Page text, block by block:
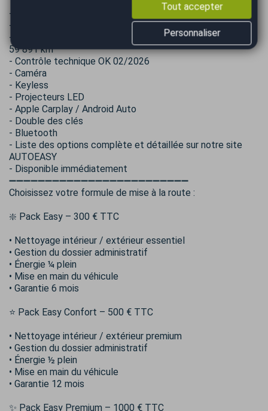
- Véhicule en bon état intérieur et extérieur
- Dernier entretien chez Peugeot 06/2026 à 107 108 km
- Remplacement Kit Distribution chez Peugeot 05/2023 à
59 891 km
- Contrôle technique OK 02/2026
- Caméra
- Keyless
- Projecteurs LED
- Apple Carplay / Android Auto
- Double des clés
- Bluetooth
- Liste des options complète et détaillée sur notre site
AUTOEASY
- Disponible immédiatement
➖➖➖➖➖➖➖➖➖➖➖➖➖➖➖➖➖➖➖➖➖➖➖➖➖
Choisissez votre formule de mise à la route :
❇️ Pack Easy – 300 € TTC
• Nettoyage intérieur / extérieur essentiel
• Gestion du dossier administratif
• Énergie ¼ plein
• Mise en main du véhicule
• Garantie 6 mois
⭐ Pack Easy Confort – 500 € TTC
• Nettoyage intérieur / extérieur premium
• Gestion du dossier administratif
• Énergie ½ plein
• Mise en main du véhicule
• Garantie 12 mois
✨ Pack Easy Premium – 1000 € TTC
Tout accepter
Personnaliser